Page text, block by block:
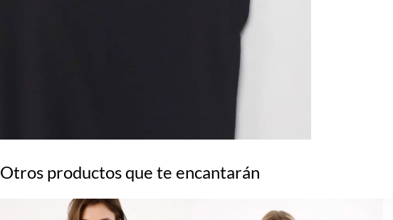
Otros productos que te encantarán